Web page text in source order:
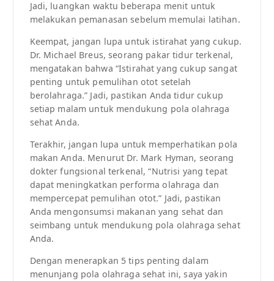
Jadi, luangkan waktu beberapa menit untuk
melakukan pemanasan sebelum memulai latihan.
Keempat, jangan lupa untuk istirahat yang cukup.
Dr. Michael Breus, seorang pakar tidur terkenal,
mengatakan bahwa “Istirahat yang cukup sangat
penting untuk pemulihan otot setelah
berolahraga.” Jadi, pastikan Anda tidur cukup
setiap malam untuk mendukung pola olahraga
sehat Anda.
Terakhir, jangan lupa untuk memperhatikan pola
makan Anda. Menurut Dr. Mark Hyman, seorang
dokter fungsional terkenal, “Nutrisi yang tepat
dapat meningkatkan performa olahraga dan
mempercepat pemulihan otot.” Jadi, pastikan
Anda mengonsumsi makanan yang sehat dan
seimbang untuk mendukung pola olahraga sehat
Anda.
Dengan menerapkan 5 tips penting dalam
menunjang pola olahraga sehat ini, saya yakin